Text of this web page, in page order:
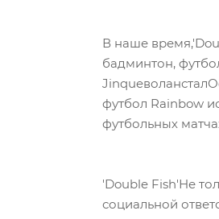
В наше
бадминтон,
футбол Rainbow
футбольных
'Double Fish'Не
социальной